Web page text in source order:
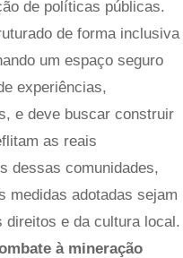
de políticas públicas.
de forma inclusiva
um espaço seguro
experiências,
e deve buscar construir
as reais
dessas comunidades,
medidas adotadas sejam
e da cultura local.
à mineração